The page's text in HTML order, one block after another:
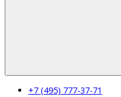
+7 (495) 777-37-71